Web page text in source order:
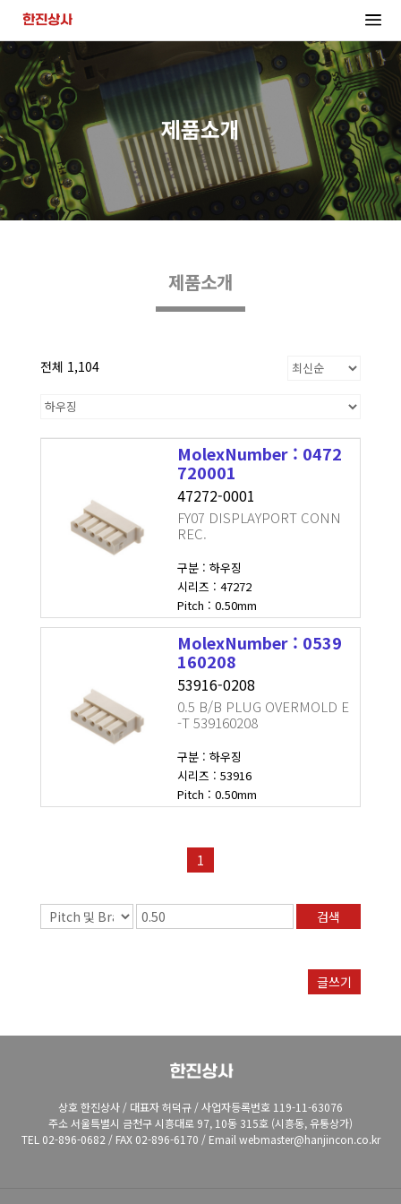
제품소개
제품소개
전체 1,104
MolexNumber : 0472
720001
47272-0001
FY07 DISPLAYPORT CONN
REC.
구분 : 하우징
시리즈 : 47272
Pitch : 0.50mm
MolexNumber : 0539
160208
53916-0208
0.5 B/B PLUG OVERMOLD E
-T 539160208
구분 : 하우징
시리즈 : 53916
Pitch : 0.50mm
1
검색
글쓰기
상호 한진상사 / 대표자 허덕규 / 사업자등록번호 119-11-63076
주소 서울특별시 금천구 시흥대로 97, 10동 315호 (시흥동, 유통상가)
TEL 02-896-0682 / FAX 02-896-6170 / Email webmaster@hanjincon.co.kr